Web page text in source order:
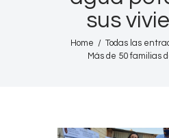
sus
Home Todas las
Más de 50 familias
Contacto